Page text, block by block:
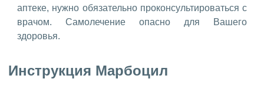
аптеке, нужно обязательно проконсультироваться с
врачом. Самолечение опасно для Вашего
здоровья.
Инструкция Марбоцил